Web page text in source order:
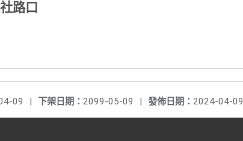
路口
發佈日期： 2024-04-09
下架日期： 2099-05-09 |
09 |